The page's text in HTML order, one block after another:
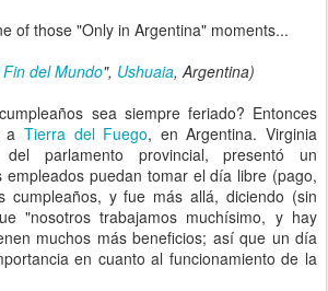
of those "Only in Argentina" moments...
del Mundo", Ushuaia, Argentina)
sea siempre feriado? Entonces
a Tierra del Fuego, en Argentina. Virginia
del parlamento provincial, presentó un
empleados puedan tomar el día libre (pago,
cumpleaños, y fue más allá, diciendo (sin
"nosotros trabajamos muchísimo, y hay
muchos más beneficios; así que un día
en cuanto al funcionamiento de la